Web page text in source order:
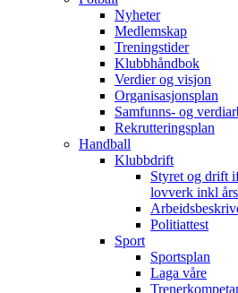
Nyheter
Medlemskap
Treningstider
Klubbhåndbok
Verdier og visjon
Organisasjonsplan
Samfunns- og
Rekrutteringsplan
Handball
Klubbdrift
Styret og drift
lovverk inkl
Politiattest
Sport
Sportsplan
Laga våre